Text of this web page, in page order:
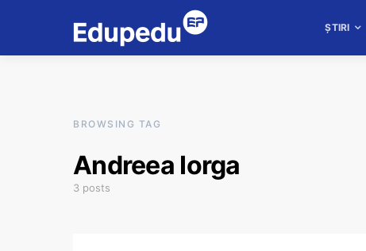
ȘTIRI
BROWSING TAG
Andreea Iorga
3 posts